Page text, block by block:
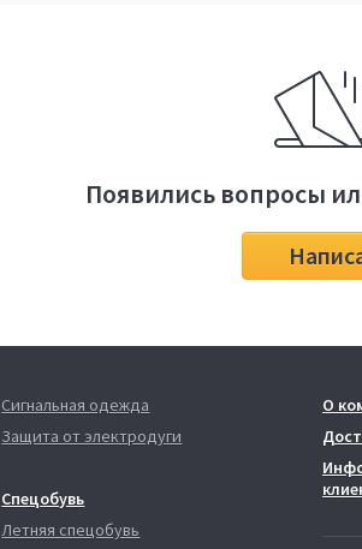
Появились вопросы
Сигнальная одежда
Защита от электродуги
Спецобувь
Летняя спецобувь
О